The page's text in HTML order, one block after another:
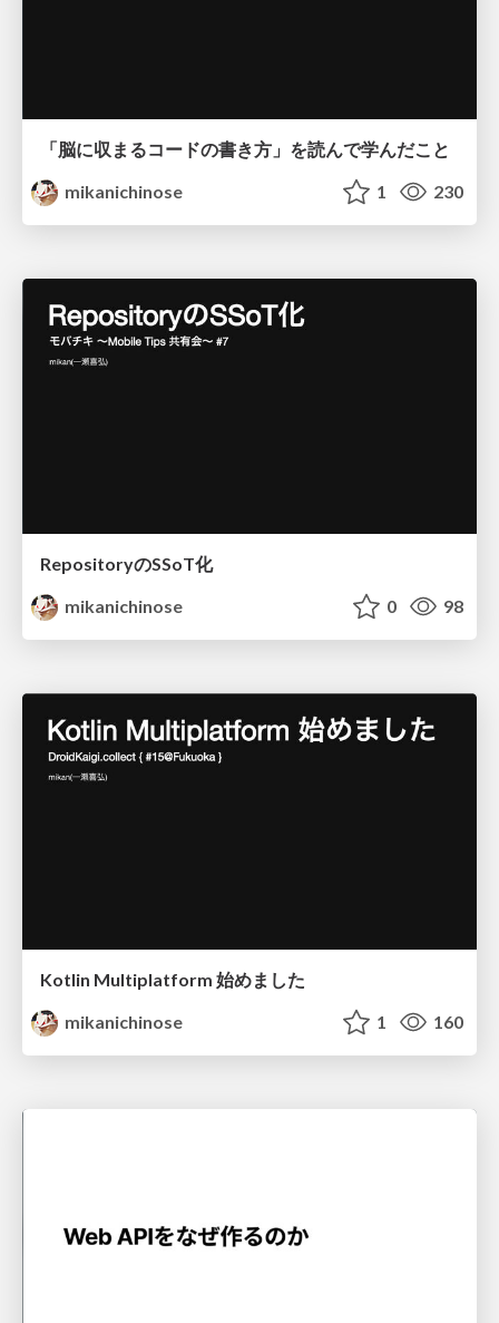
「脳に収まるコードの書き方」を読んで学んだこと
mikanichinose
1 230
RepositoryのSSoT化
mikanichinose
0 98
Kotlin Multiplatform 始めました
mikanichinose
1 160